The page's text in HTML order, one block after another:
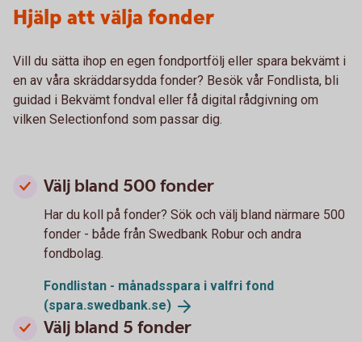
Hjälp att välja fonder
Vill du sätta ihop en egen fondportfölj eller spara bekvämt i
en av våra skräddarsydda fonder? Besök vår Fondlista, bli
guidad i Bekvämt fondval eller få digital rådgivning om
vilken Selectionfond som passar dig.
Välj bland 500 fonder
Har du koll på fonder? Sök och välj bland närmare 500
fonder - både från Swedbank Robur och andra
fondbolag.
Fondlistan - månadsspara i valfri fond
(spara.swedbank.se)
Välj bland 5 fonder